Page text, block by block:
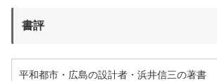
書評
平和都市・広島の設計者・浜井信三の著書